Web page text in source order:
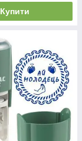
Купити